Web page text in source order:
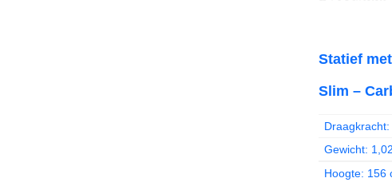
Statief
Slim –
Draagkracht:
Gewicht:
Hoogte: 156